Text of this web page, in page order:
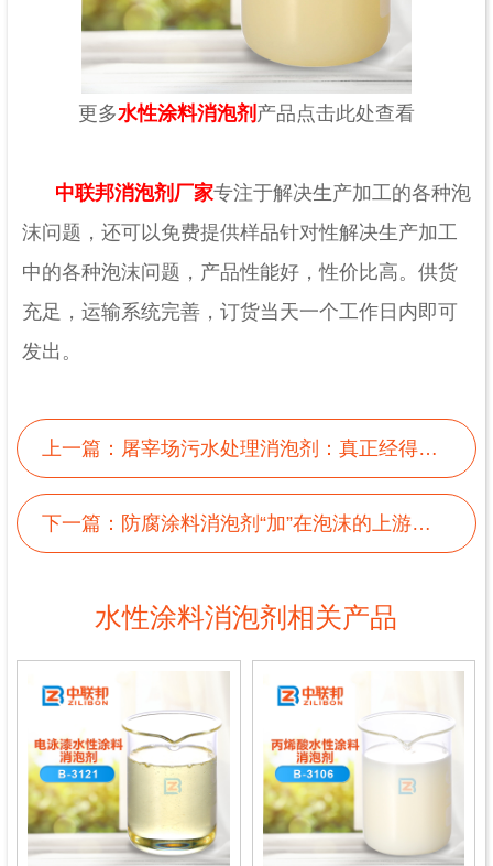
更多水性涂料消泡剂 产品点击此处查看
中联邦消泡剂厂家专注于解决生产加工的各种泡
沫问题，还可以免费提供样品针对性解决生产加工
中的各种泡沫问题，产品性能好，性价比高。供货
充足，运输系统完善，订货当天一个工作日内即可
发出。
上一篇： 屠宰场污水处理消泡剂：真正经得起消泡考验
下一篇： 防腐涂料消泡剂“加”在泡沫的上游，消泡无残留
水性涂料消泡剂相关产品